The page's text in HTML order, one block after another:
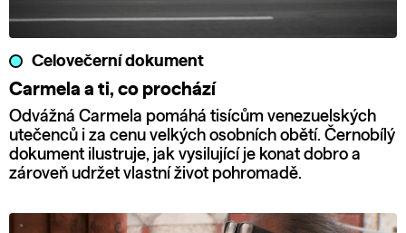
Celovečerní dokument
Carmela a ti, co prochází
Odvážná Carmela pomáhá tisícům venezuelských
utečenců i za cenu velkých osobních obětí. Černobílý
dokument ilustruje, jak vysilující je konat dobro a
zároveň udržet vlastní život pohromadě.